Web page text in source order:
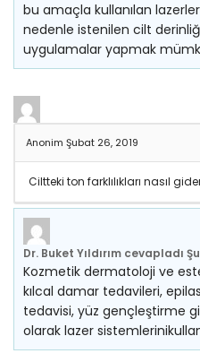
bu amaçla kullanılan
nedenle istenilen cilt
uygulamalar yapmak
Anonim Şubat 26, 2019
Ciltteki ton farklılıkları nasıl
Dr. Buket Yıldırım cevapladı
Kozmetik dermatoloji ve
kılcal damar tedavileri,
tedavisi, yüz gençleştirme
olarak lazer